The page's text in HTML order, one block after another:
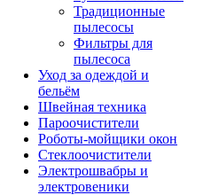
Традиционные
пылесосы
Фильтры для
пылесоса
Уход за одеждой и
бельём
Швейная техника
Пароочистители
Роботы-мойщики окон
Стеклоочистители
Электрошвабры и
электровеники